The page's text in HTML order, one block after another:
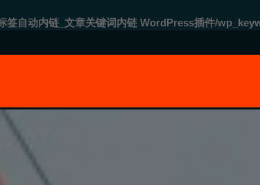
自动内链_文章关键词内链 WordPress插件/